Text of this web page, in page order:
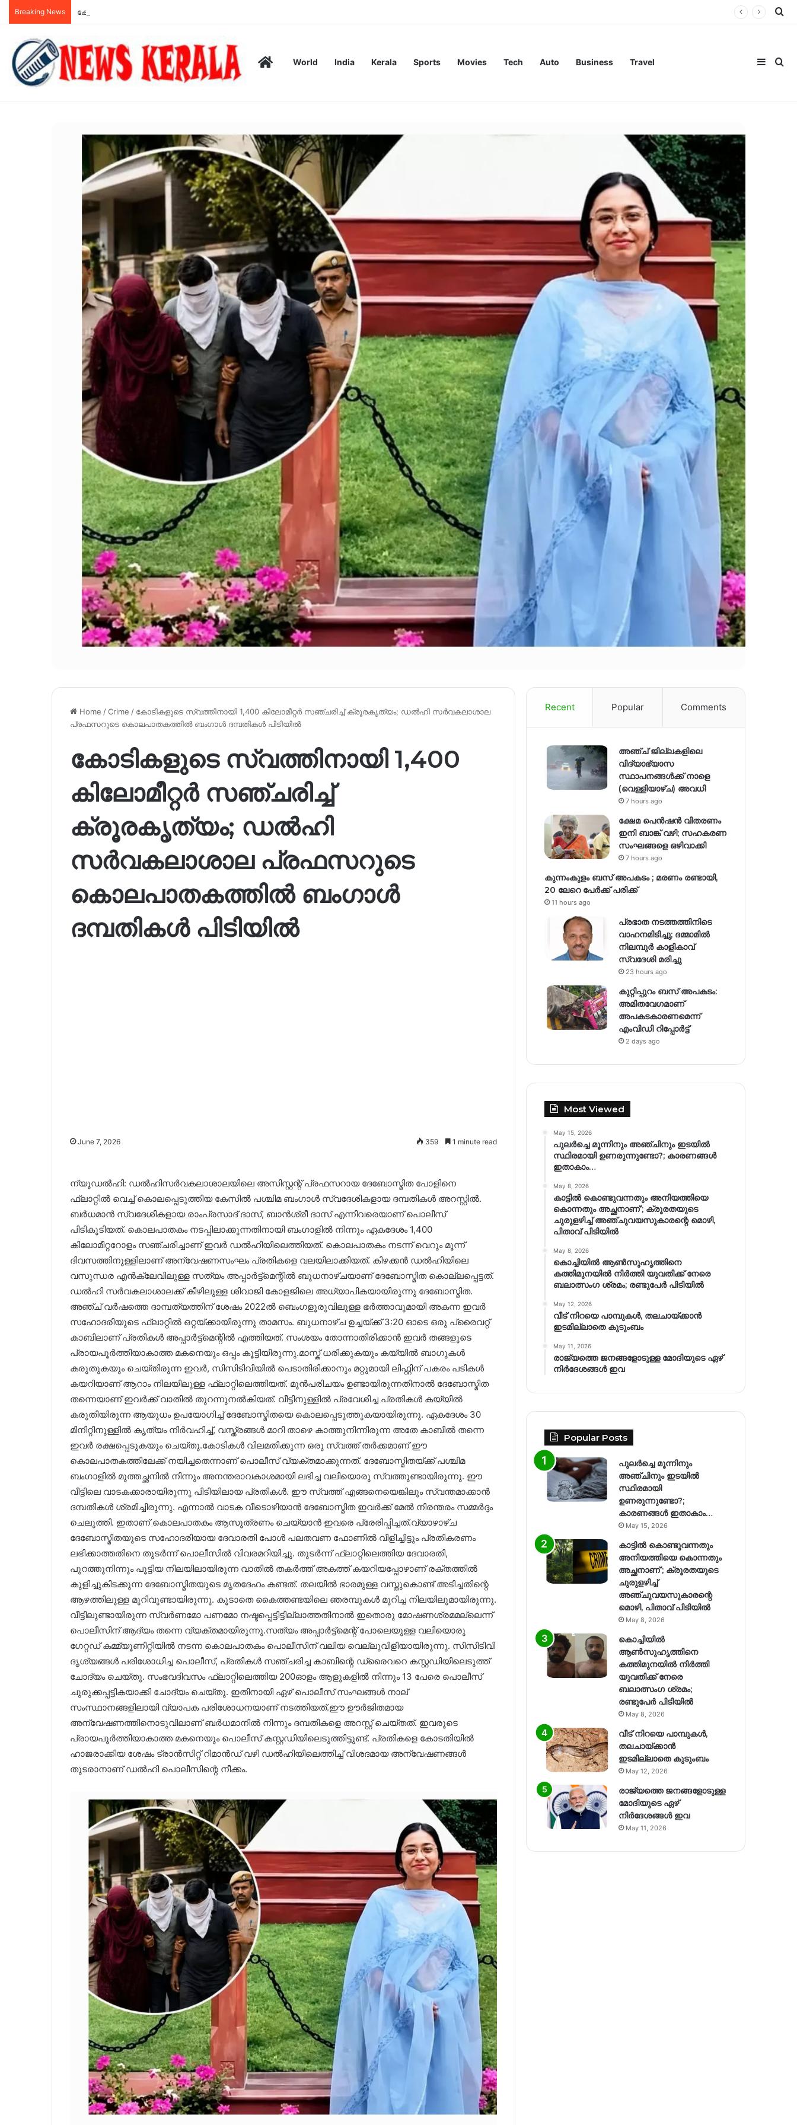
Breaking News ക്ഷേമ പെൻഷൻ വിതരണം ഇനി ബാങ്ക് വഴി; സഹകരണ സംഘങ്ങളെ ഒഴിവാക്കി
HomeWorld India Kerala Sports Movies Tech Auto Business Travel
Home /Crime / കോടികളുടെ സ്വത്തിനായി 1,400 കിലോമീറ്റർ സഞ്ചരിച്ച് ക്രൂരകൃത്യം; ഡൽഹി സർവകലാശാല
പ്രഫസറുടെ കൊലപാതകത്തിൽ ബംഗാൾ ദമ്പതികൾ പിടിയിൽ
കോടികളുടെ സ്വത്തിനായി 1,400
കിലോമീറ്റർ സഞ്ചരിച്ച്
ക്രൂരകൃത്യം; ഡൽഹി
സർവകലാശാല പ്രഫസറുടെ
കൊലപാതകത്തിൽ ബംഗാൾ
ദമ്പതികൾ പിടിയിൽ
June 7, 2026 359 1 minute read
ന്യൂഡൽഹി: ഡൽഹിസർവകലാശാലയിലെ അസിസ്റ്റന്റ് പ്രഫസറായ ദേബോസ്മിത പോളിനെ
ഫ്ലാറ്റിൽ വെച്ച് കൊലപ്പെടുത്തിയ കേസിൽ പശ്ചിമ ബംഗാൾ സ്വദേശികളായ ദമ്പതികൾ അറസ്റ്റിൽ.
ബർധമാൻ സ്വദേശികളായ രാംപ്രസാദ് ദാസ്, ബാൻശ്രീ ദാസ് എന്നിവരെയാണ് പൊലീസ്
പിടികൂടിയത്. കൊലപാതകം നടപ്പിലാക്കുന്നതിനായി ബംഗാളിൽ നിന്നും ഏകദേശം 1,400
കിലോമീറ്ററോളം സഞ്ചരിച്ചാണ് ഇവർ ഡൽഹിയിലെത്തിയത്. കൊലപാതകം നടന്ന് വെറും മൂന്ന്
ദിവസത്തിനുള്ളിലാണ് അന്വേഷണസംഘം പ്രതികളെ വലയിലാക്കിയത്. കിഴക്കൻ ഡൽഹിയിലെ
വസുന്ധര എൻക്ലേവിലുള്ള സത്യം അപ്പാർട്ട്മെന്റിൽ ബുധനാഴ്ചയാണ് ദേബോസ്മിത കൊല്ലപ്പെട്ടത്.
ഡൽഹി സർവകലാശാലക്ക് കീഴിലുള്ള ശിവാജി കോളജിലെ അധ്യാപികയായിരുന്നു ദേബോസ്മിത.
അഞ്ച് വർഷത്തെ ദാമ്പത്യത്തിന് ശേഷം 2022ൽ ബെംഗളൂരുവിലുള്ള ഭർത്താവുമായി അകന്ന ഇവർ
സഹോദരിയുടെ ഫ്ലാറ്റിൽ ഒറ്റയ്ക്കായിരുന്നു താമസം. ബുധനാഴ്ച ഉച്ചയ്ക്ക് 3:20 ഓടെ ഒരു പ്രൈവറ്റ്
കാബിലാണ് പ്രതികൾ അപ്പാർട്ട്മെന്റിൽ എത്തിയത്. സംശയം തോന്നാതിരിക്കാൻ ഇവർ തങ്ങളുടെ
പ്രായപൂർത്തിയാകാത്ത മകനെയും ഒപ്പം കൂട്ടിയിരുന്നു.മാസ്ക് ധരിക്കുകയും കയ്യിൽ ബാഗുകൾ
കരുതുകയും ചെയ്തിരുന്ന ഇവർ, സിസിടിവിയിൽ പെടാതിരിക്കാനും മറ്റുമായി ലിഫ്റ്റിന് പകരം പടികൾ
കയറിയാണ് ആറാം നിലയിലുള്ള ഫ്ലാറ്റിലെത്തിയത്. മുൻപരിചയം ഉണ്ടായിരുന്നതിനാൽ ദേബോസ്മിത
തന്നെയാണ് ഇവർക്ക് വാതിൽ തുറന്നുനൽകിയത്. വീട്ടിനുള്ളിൽ പ്രവേശിച്ച പ്രതികൾ കയ്യിൽ
കരുതിയിരുന്ന ആയുധം ഉപയോഗിച്ച് ദേബോസ്മിതയെ കൊലപ്പെടുത്തുകയായിരുന്നു. ഏകദേശം 30
മിനിറ്റിനുള്ളിൽ കൃത്യം നിർവഹിച്ച്, വസ്ത്രങ്ങൾ മാറി താഴെ കാത്തുനിന്നിരുന്ന അതേ കാബിൽ തന്നെ
ഇവർ രക്ഷപ്പെടുകയും ചെയ്തു.കോടികൾ വിലമതിക്കുന്ന ഒരു സ്വത്ത് തർക്കമാണ് ഈ
കൊലപാതകത്തിലേക്ക് നയിച്ചതെന്നാണ് പൊലീസ് വ്യക്തമാക്കുന്നത്. ദേബോസ്മിതയ്ക്ക് പശ്ചിമ
ബംഗാളിൽ മുത്തച്ഛനിൽ നിന്നും അനന്തരാവകാശമായി ലഭിച്ച വലിയൊരു സ്വത്തുണ്ടായിരുന്നു. ഈ
വീട്ടിലെ വാടകക്കാരായിരുന്നു പിടിയിലായ പ്രതികൾ. ഈ സ്വത്ത് എങ്ങനെയെങ്കിലും സ്വന്തമാക്കാൻ
ദമ്പതികൾ ശ്രമിച്ചിരുന്നു. എന്നാൽ വാടക വീടൊഴിയാൻ ദേബോസ്മിത ഇവർക്ക് മേൽ നിരന്തരം സമ്മർദ്ദം
ചെലുത്തി. ഇതാണ് കൊലപാതകം ആസൂത്രണം ചെയ്യാൻ ഇവരെ പ്രേരിപ്പിച്ചത്.വ്യാഴാഴ്ച
ദേബോസ്മിതയുടെ സഹോദരിയായ ദേവാരതി പോൾ പലതവണ ഫോണിൽ വിളിച്ചിട്ടും പ്രതികരണം
ലഭിക്കാത്തതിനെ തുടർന്ന് പൊലീസിൽ വിവരമറിയിച്ചു. തുടർന്ന് ഫ്ലാറ്റിലെത്തിയ ദേവാരതി,
പുറത്തുനിന്നും പൂട്ടിയ നിലയിലായിരുന്ന വാതിൽ തകർത്ത് അകത്ത് കയറിയപ്പോഴാണ് രക്തത്തിൽ
കുളിച്ചുകിടക്കുന്ന ദേബോസ്മിതയുടെ മൃതദേഹം കണ്ടത്. തലയിൽ ഭാരമുള്ള വസ്തുകൊണ്ട് അടിച്ചതിന്റെ
ആഴത്തിലുള്ള മുറിവുണ്ടായിരുന്നു. കൂടാതെ കൈത്തണ്ടയിലെ ഞരമ്പുകൾ മുറിച്ച നിലയിലുമായിരുന്നു.
വീട്ടിലുണ്ടായിരുന്ന സ്വർണമോ പണമോ നഷ്ടപ്പെട്ടിട്ടില്ലാത്തതിനാൽ ഇതൊരു മോഷണശ്രമമല്ലെന്ന്
പൊലീസിന് ആദ്യം തന്നെ വ്യക്തമായിരുന്നു.സത്യം അപ്പാർട്ട്മെന്റ് പോലെയുള്ള വലിയൊരു
ഗേറ്റഡ് കമ്മ്യൂണിറ്റിയിൽ നടന്ന കൊലപാതകം പൊലീസിന് വലിയ വെല്ലുവിളിയായിരുന്നു. സിസിടിവി
ദൃശ്യങ്ങൾ പരിശോധിച്ച പൊലീസ്, പ്രതികൾ സഞ്ചരിച്ച കാബിന്റെ ഡ്രൈവറെ കസ്റ്റഡിയിലെടുത്ത്
ചോദ്യം ചെയ്തു. സംഭവദിവസം ഫ്ലാറ്റിലെത്തിയ 200ഓളം ആളുകളിൽ നിന്നും 13 പേരെ പൊലീസ്
ചുരുക്കപ്പട്ടികയാക്കി ചോദ്യം ചെയ്തു. ഇതിനായി ഏഴ് പൊലീസ് സംഘങ്ങൾ നാല്
സംസ്ഥാനങ്ങളിലായി വ്യാപക പരിശോധനയാണ് നടത്തിയത്.ഈ ഊർജിതമായ
അന്വേഷണത്തിനൊടുവിലാണ് ബർധമാനിൽ നിന്നും ദമ്പതികളെ അറസ്റ്റ് ചെയ്തത്. ഇവരുടെ
പ്രായപൂർത്തിയാകാത്ത മകനെയും പൊലീസ് കസ്റ്റഡിയിലെടുത്തിട്ടുണ്ട്. പ്രതികളെ കോടതിയിൽ
ഹാജരാക്കിയ ശേഷം ട്രാൻസിറ്റ് റിമാൻഡ് വഴി ഡൽഹിയിലെത്തിച്ച് വിശദമായ അന്വേഷണങ്ങൾ
തുടരാനാണ് ഡൽഹി പൊലീസിന്റെ നീക്കം.
Recent Popular Comments
അഞ്ച് ജില്ലകളിലെ
വിദ്യാഭ്യാസ
സ്ഥാപനങ്ങൾക്ക് നാളെ
(വെള്ളിയാഴ്ച) അവധി
7 hours ago
ക്ഷേമ പെൻഷൻ വിതരണം
ഇനി ബാങ്ക് വഴി; സഹകരണ
സംഘങ്ങളെ ഒഴിവാക്കി
7 hours ago
കുന്നംകുളം ബസ് അപകടം ; മരണം രണ്ടായി,
20 ലേറെ പേർക്ക് പരിക്ക്
11 hours ago
പ്രഭാത നടത്തത്തിനിടെ
വാഹനമിടിച്ചു; ദമ്മാമിൽ
നിലമ്പുർ കാളികാവ്
സ്വദേശി മരിച്ചു
23 hours ago
കുറ്റിപ്പുറം ബസ് അപകടം:
അമിതവേഗമാണ്
അപകടകാരണമെന്ന്
എംവിഡി റിപ്പോർട്ട്
2 days ago
Most Viewed
May 15, 2026
പുലർച്ചെ മൂന്നിനും അഞ്ചിനും ഇടയിൽ
സ്ഥിരമായി ഉണരുന്നുണ്ടോ?; കാരണങ്ങള്‍
ഇതാകാം…
May 8, 2026
കാട്ടിൽ കൊണ്ടുവന്നതും അനിയത്തിയെ
കൊന്നതും അച്ഛനാണ്’; ക്രൂരതയുടെ
ചുരുളഴിച്ച് അഞ്ചുവയസുകാരന്റെ മൊഴി,
പിതാവ് പിടിയിൽ
May 8, 2026
കൊച്ചിയിൽ ആൺസുഹൃത്തിനെ
കത്തിമുനയിൽ നിർത്തി യുവതിക്ക് നേരെ
ബലാത്സംഗ​ ശ്രമം; രണ്ടുപേർ പിടിയിൽ
May 12, 2026
വീട് നിറയെ പാമ്പുകൾ, തലചായ്ക്കാൻ
ഇടമില്ലാതെ കുടുംബം
May 11, 2026
രാജ്യത്തെ ജനങ്ങളോടുള്ള മോദിയുടെ ഏഴ്
നിര്‍ദേശങ്ങള്‍ ഇവ
Popular Posts
പുലർച്ചെ മൂന്നിനും
അഞ്ചിനും ഇടയിൽ
സ്ഥിരമായി
ഉണരുന്നുണ്ടോ?;
കാരണങ്ങള്‍ ഇതാകാം…
May 15, 2026
കാട്ടിൽ കൊണ്ടുവന്നതും
അനിയത്തിയെ കൊന്നതും
അച്ഛനാണ്’; ക്രൂരതയുടെ
ചുരുളഴിച്ച്
അഞ്ചുവയസുകാരന്റെ
മൊഴി, പിതാവ് പിടിയിൽ
May 8, 2026
കൊച്ചിയിൽ
ആൺസുഹൃത്തിനെ
കത്തിമുനയിൽ നിർത്തി
യുവതിക്ക് നേരെ
ബലാത്സംഗ​ ശ്രമം;
രണ്ടുപേർ പിടിയിൽ
May 8, 2026
വീട് നിറയെ പാമ്പുകൾ,
തലചായ്ക്കാൻ
ഇടമില്ലാതെ കുടുംബം
May 12, 2026
രാജ്യത്തെ ജനങ്ങളോടുള്ള
മോദിയുടെ ഏഴ്
നിര്‍ദേശങ്ങള്‍ ഇവ
May 11, 2026